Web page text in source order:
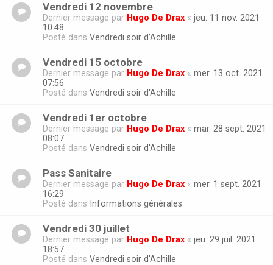
Vendredi 12 novembre
Dernier message par Hugo De Drax « jeu. 11 nov. 2021
10:48
Posté dans Vendredi soir d'Achille
Vendredi 15 octobre
Dernier message par Hugo De Drax « mer. 13 oct. 2021
07:56
Posté dans Vendredi soir d'Achille
Vendredi 1er octobre
Dernier message par Hugo De Drax « mar. 28 sept. 2021
08:07
Posté dans Vendredi soir d'Achille
Pass Sanitaire
Dernier message par Hugo De Drax « mer. 1 sept. 2021
16:29
Posté dans Informations générales
Vendredi 30 juillet
Dernier message par Hugo De Drax « jeu. 29 juil. 2021
18:57
Posté dans Vendredi soir d'Achille